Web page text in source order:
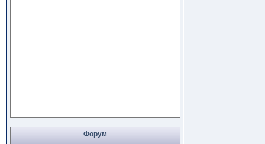
Форум